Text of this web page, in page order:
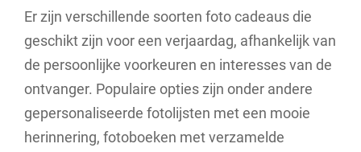
Er zijn verschillende soorten foto cadeaus die
geschikt zijn voor een verjaardag, afhankelijk van
de persoonlijke voorkeuren en interesses van de
ontvanger. Populaire opties zijn onder andere
gepersonaliseerde fotolijsten met een mooie
herinnering, fotoboeken met verzamelde